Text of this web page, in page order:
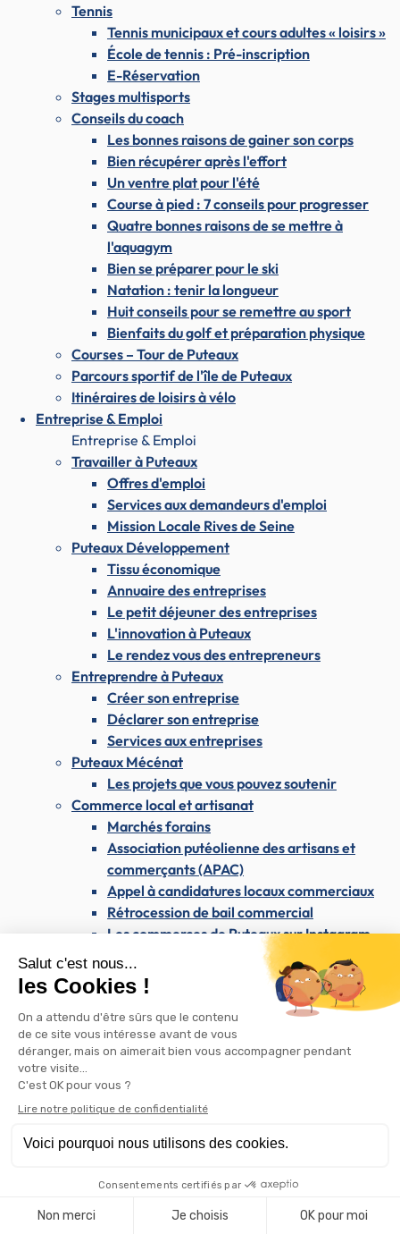
Tennis
Tennis municipaux et cours adultes « loisirs »
École de tennis : Pré-inscription
E-Réservation
Stages multisports
Conseils du coach
Les bonnes raisons de gainer son corps
Bien récupérer après l'effort
Un ventre plat pour l'été
Course à pied : 7 conseils pour progresser
Quatre bonnes raisons de se mettre à
l'aquagym
Bien se préparer pour le ski
Natation : tenir la longueur
Huit conseils pour se remettre au sport
Bienfaits du golf et préparation physique
Courses – Tour de Puteaux
Parcours sportif de l'île de Puteaux
Itinéraires de loisirs à vélo
Entreprise & Emploi
Entreprise & Emploi
Travailler à Puteaux
Offres d'emploi
Services aux demandeurs d'emploi
Mission Locale Rives de Seine
Puteaux Développement
Tissu économique
Annuaire des entreprises
Le petit déjeuner des entreprises
L'innovation à Puteaux
Le rendez vous des entrepreneurs
Entreprendre à Puteaux
Créer son entreprise
Déclarer son entreprise
Services aux entreprises
Puteaux Mécénat
Les projets que vous pouvez soutenir
Commerce local et artisanat
Marchés forains
Association putéolienne des artisans et
commerçants (APAC)
Appel à candidatures locaux commerciaux
Rétrocession de bail commercial
Les commerces de Puteaux sur Instagram
Attribution d'aides pour l'embellissement des
commerces
Enseignes et publicité
Westfield Les 4 Temps & le CNIT
Les dimanches du maire
Santé & Solidarité
Santé & Solidarité
Santé et soins médicaux
Santé publique
AVC : reconnaître les signes et agir vite
Dépistage des cancers